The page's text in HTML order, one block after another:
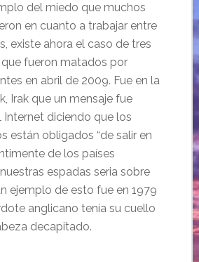
del miedo que muchos
en cuanto a trabajar entre
existe ahora el caso de tres
que fueron matados por
en abril de 2009. Fue en la
Irak que un mensaje fue
Internet diciendo que los
están obligados “de salir en
de los países
espadas seria sobre
ejemplo de esto fue en 1979
anglicano tenía su cuello
decapitado.